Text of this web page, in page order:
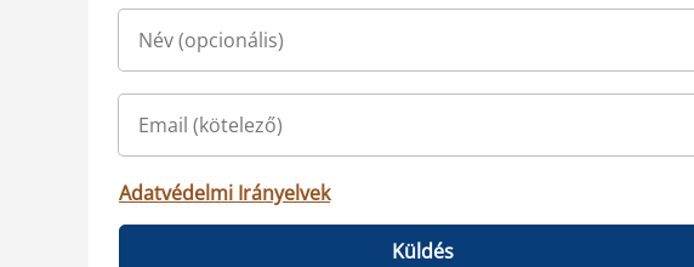
Adatvédelmi Irányelvek
Küldés